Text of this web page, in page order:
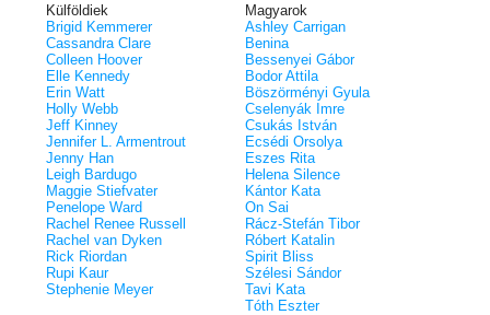
Külföldiek
Brigid Kemmerer
Cassandra Clare
Colleen Hoover
Elle Kennedy
Erin Watt
Holly Webb
Jeff Kinney
Jennifer L. Armentrout
Jenny Han
Leigh Bardugo
Maggie Stiefvater
Penelope Ward
Rachel Renee Russell
Rachel van Dyken
Rick Riordan
Rupi Kaur
Stephenie Meyer
Magyarok
Ashley Carrigan
Benina
Bessenyei Gábor
Bodor Attila
Böszörményi Gyula
Cselenyák Imre
Csukás István
Ecsédi Orsolya
Eszes Rita
Helena Silence
Kántor Kata
On Sai
Rácz-Stefán Tibor
Róbert Katalin
Spirit Bliss
Szélesi Sándor
Tavi Kata
Tóth Eszter